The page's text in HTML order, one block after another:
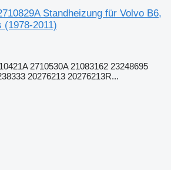
Standheizung für Volvo B6,
(1978-2011)
2710530A 21083162 23248695
20276213 20276213R...